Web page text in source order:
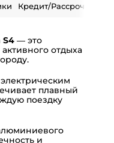
Кредит/Рассрочка
S4 — это
отдыха
плавный
поездку
и